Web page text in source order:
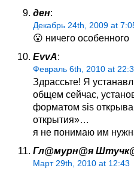
ден:
Декабрь 24th, 2009 at
😮 ничего особенного
EvvA:
Февраль 6th, 2010 at
Здрассьте! Я
общем сейчас,
форматом sis
открытия»…
я не понимаю им
Гл@мурн@я
Март 29th, 2010 at 12:43